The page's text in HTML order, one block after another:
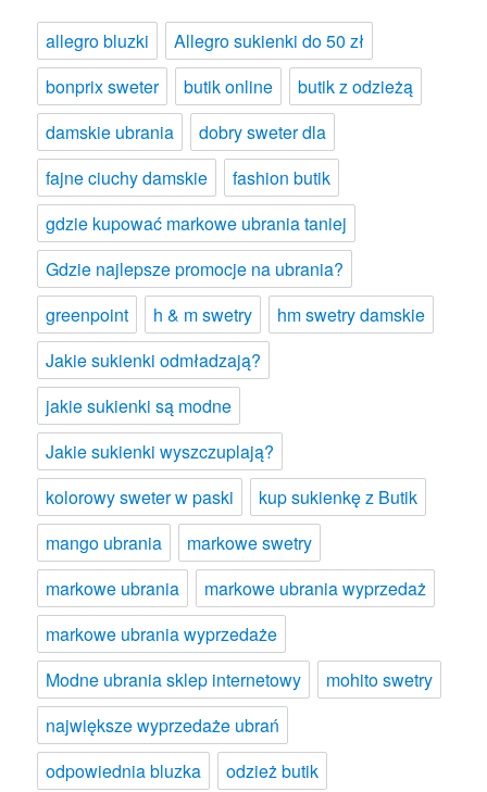
allegro bluzki
Allegro sukienki do 50 zł
bonprix sweter
butik online
butik z odzieżą
damskie ubrania
dobry sweter dla
fajne ciuchy damskie
fashion butik
gdzie kupować markowe ubrania taniej
Gdzie najlepsze promocje na ubrania?
greenpoint
h & m swetry
hm swetry damskie
Jakie sukienki odmładzają?
jakie sukienki są modne
Jakie sukienki wyszczuplają?
kolorowy sweter w paski
kup sukienkę z Butik
mango ubrania
markowe swetry
markowe ubrania
markowe ubrania wyprzedaż
markowe ubrania wyprzedaże
Modne ubrania sklep internetowy
mohito swetry
największe wyprzedaże ubrań
odpowiednia bluzka
odzież butik